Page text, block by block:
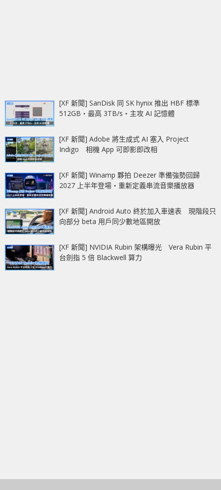
[XF 新聞] SanDisk 同 SK hynix 推出 HBF 標準
512GB‧最高 3TB/s‧主攻 AI 記憶體
[XF 新聞] Adobe 將生成式 AI 塞入 Project
Indigo 相機 App 可即影即改相
[XF 新聞] Winamp 夥拍 Deezer 準備強勢回歸
2027 上半年登場‧重新定義串流音樂播放器
[XF 新聞] Android Auto 終於加入車速表 現階段只
向部分 beta 用戶同少數地區開放
[XF 新聞] NVIDIA Rubin 架構曝光 Vera Rubin 平
台劍指 5 倍 Blackwell 算力